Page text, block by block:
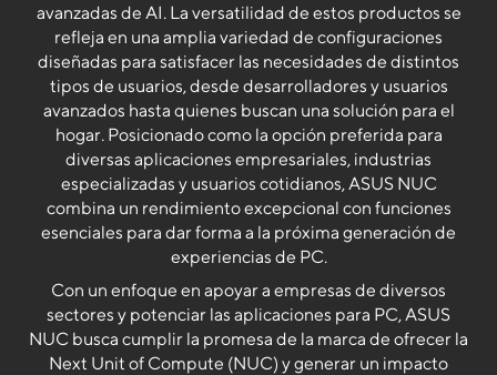
avanzadas de AI. La versatilidad de estos productos se
refleja en una amplia variedad de configuraciones
diseñadas para satisfacer las necesidades de distintos
tipos de usuarios, desde desarrolladores y usuarios
avanzados hasta quienes buscan una solución para el
hogar. Posicionado como la opción preferida para
diversas aplicaciones empresariales, industrias
especializadas y usuarios cotidianos, ASUS NUC
combina un rendimiento excepcional con funciones
esenciales para dar forma a la próxima generación de
experiencias de PC.
Con un enfoque en apoyar a empresas de diversos
sectores y potenciar las aplicaciones para PC, ASUS
NUC busca cumplir la promesa de la marca de ofrecer la
Next Unit of Compute (NUC) y generar un impacto